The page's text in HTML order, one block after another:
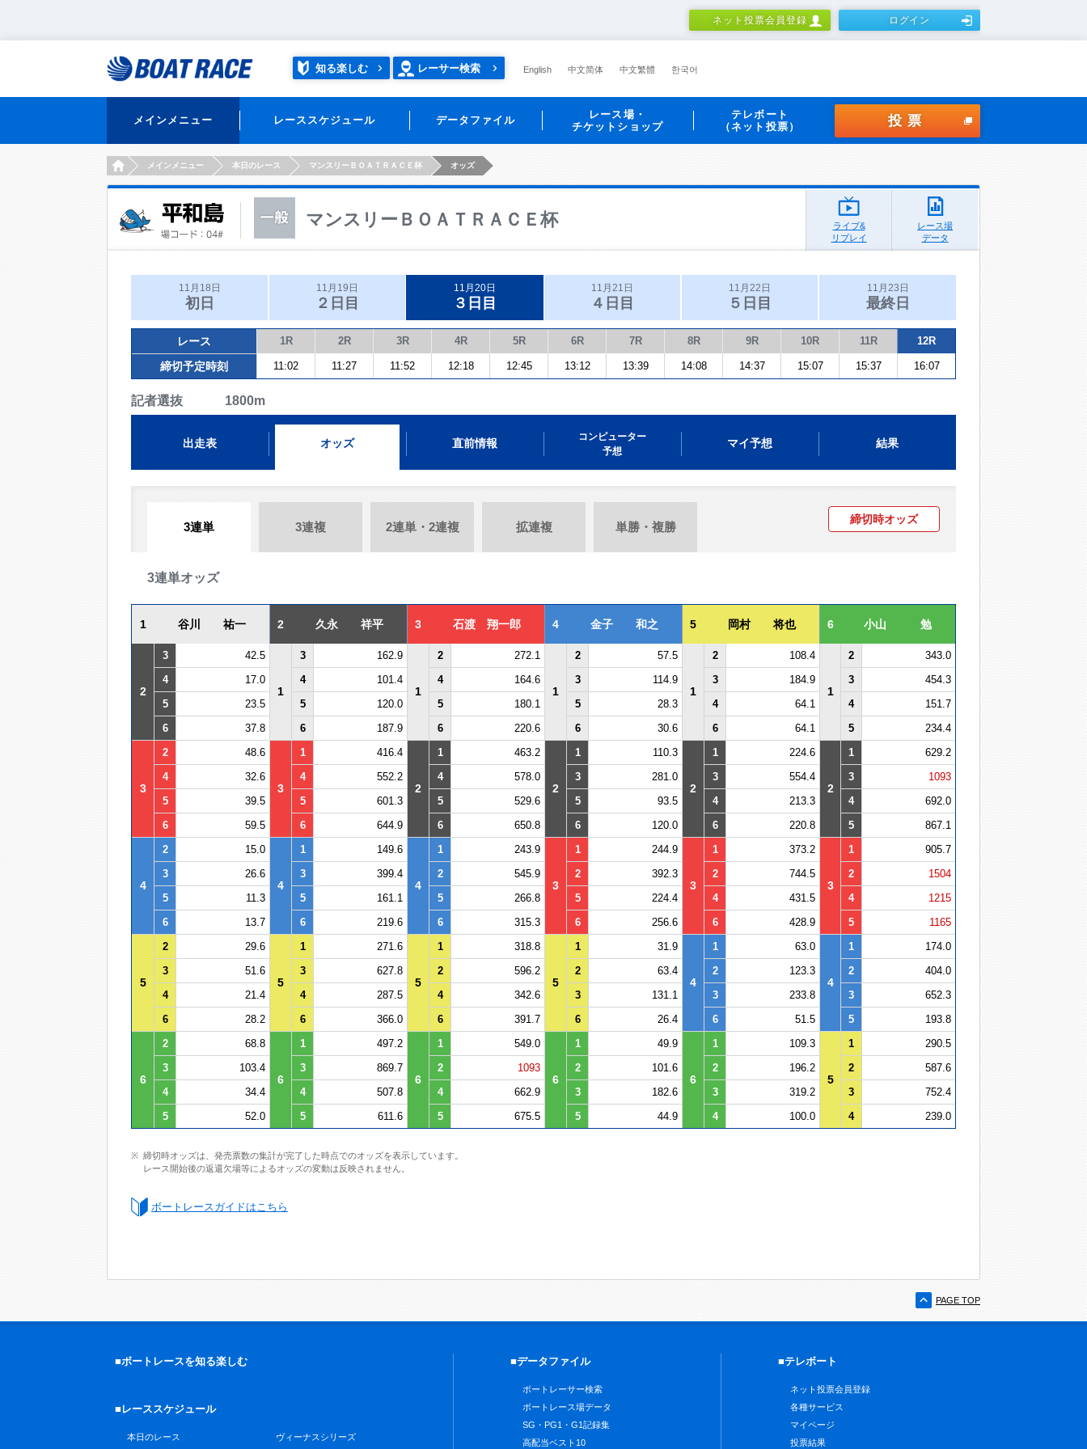
ネット投票会員登録 ログイン
知る楽しむ レーサー検索 English 中文简体 中文繁體 한국어
メインメニュー レーススケジュール データファイル
レース場・
チケットショップ
テレボート
（ネット投票）
投票
HOMEメインメニュー 本日のレース マンスリーＢＯＡＴＲＡＣＥ杯 オッズ
マンスリーＢＯＡＴＲＡＣＥ杯
ライブ&
リプレイ
レース場
データ
11月18日
初日
11月19日
２日目
11月20日
３日目
11月21日
４日目
11月22日
５日目
11月23日
最終日
レース 1R 2R 3R 4R 5R 6R 7R 8R 9R 10R 11R 12R
締切予定時刻 11:02 11:27 11:52 12:18 12:45 13:12 13:39 14:08 14:37 15:07 15:37 16:07
記者選抜 1800m
出走表 オッズ 直前情報
コンピューター
予想
マイ予想 結果
3連単 3連複 2連単・2連複 拡連複 単勝・複勝
締切時オッズ
3連単オッズ
1 谷川 祐一 2 久永 祥平 3 石渡 翔一郎 4 金子 和之 5 岡村 将也 6 小山 勉
2
3 42.5
1
3 162.9
1
2 272.1
1
2 57.5
1
2 108.4
1
2
343.0
4
17.0 4 101.4 4 164.6 3 114.9 3 184.9 3
454.3
5
23.5 5 120.0 5 180.1 5 28.3 4 64.1 4
151.7
6
37.8 6 187.9 6 220.6 6 30.6 6 64.1 5 234.4
3
2 48.6
3
1 416.4
2
1 463.2
2
1 110.3
2
1 224.6
2
1
629.2
4
32.6 4 552.2 4 578.0 3 281.0 3 554.4 3
1093
5
39.5 5 601.3 5 529.6 5 93.5 4 213.3 4
692.0
6
59.5 6 644.9 6 650.8 6 120.0 6 220.8 5 867.1
4
2 15.0
4
1 149.6
4
1 243.9
3
1 244.9
3
1 373.2
3
1
905.7
3
26.6 3 399.4 2 545.9 2 392.3 2 744.5 2
1504
5
11.3 5 161.1 5 266.8 5 224.4 4 431.5 4
1215
6
13.7 6 219.6 6 315.3 6 256.6 6 428.9 5 1165
5
2 29.6
5
1 271.6
5
1 318.8
5
1 31.9
4
1 63.0
4
1
174.0
3
51.6 3 627.8 2 596.2 2 63.4 2 123.3 2
404.0
4
21.4 4 287.5 4 342.6 3 131.1 3 233.8 3
652.3
6
28.2 6 366.0 6 391.7 6 26.4 6 51.5 5 193.8
6
2 68.8
6
1 497.2
6
1 549.0
6
1 49.9
6
1 109.3
5
1
290.5
3
103.4 3 869.7 2 1093 2 101.6 2 196.2 2
587.6
4
34.4 4 507.8 4 662.9 3 182.6 3 319.2 3
752.4
5
52.0 5 611.6 5 675.5 5 44.9 4 100.0 4 239.0
締切時オッズは、発売票数の集計が完了した時点でのオッズを表示しています。
レース開始後の返還欠場等によるオッズの変動は反映されません。
ボートレースガイドはこちら
PAGE TOP
■ボートレースを知る楽しむ
■レーススケジュール
本日のレース ヴィーナスシリーズ
■データファイル
ボートレーサー検索
ボートレース場データ
SG・PG1・G1記録集
高配当ベスト10
■テレボート
ネット投票会員登録
各種サービス
マイページ
投票結果